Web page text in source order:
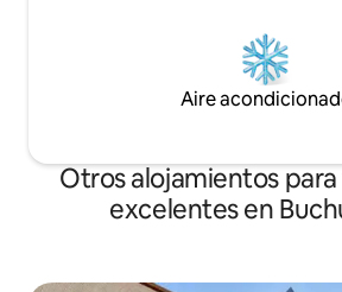
Aire
Otros alojamientos
excelentes en